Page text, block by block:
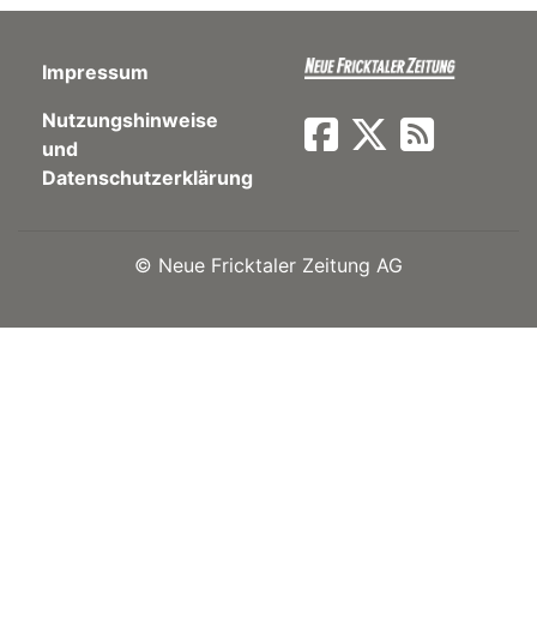
Paper
App
Impressum
Nutzungshinweise
und
Datenschutzerklärung
© Neue Fricktaler Zeitung AG